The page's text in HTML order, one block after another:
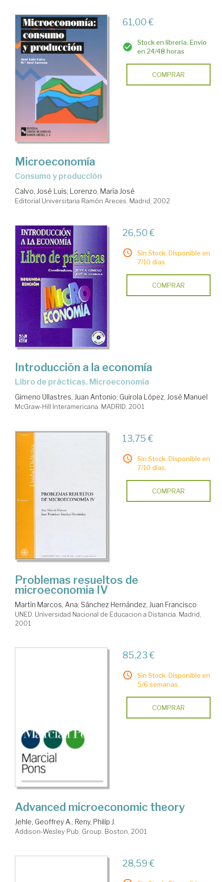
61,00 €
Stock en librería. Envío
en 24/48 horas
COMPRAR
Microeconomía
consumo y producción
Calvo, José Luis; Lorenzo, María José
Editorial Universitaria Ramón Areces. Madrid, 2002
26,50 €
Sin Stock. Disponible en
7/10 días.
COMPRAR
Introducción a la economía
Libro de prácticas. Microeconomía
Gimeno Ullastres, Juan Antonio; Guirola López, José Manuel
McGraw-Hill Interamericana. MADRID, 2001
13,75 €
Sin Stock. Disponible en
7/10 días.
COMPRAR
Problemas resueltos de
microeconomia IV
Martín Marcos, Ana; Sánchez Hernández, Juan Francisco
UNED. Universidad Nacional de Educacion a Distancia. Madrid,
2001
85,23 €
Sin Stock. Disponible en
5/6 semanas.
COMPRAR
Advanced microeconomic theory
Jehle, Geoffrey A.; Reny, Philip J.
Addison-Wesley Pub. Group. Boston, 2001
28,59 €